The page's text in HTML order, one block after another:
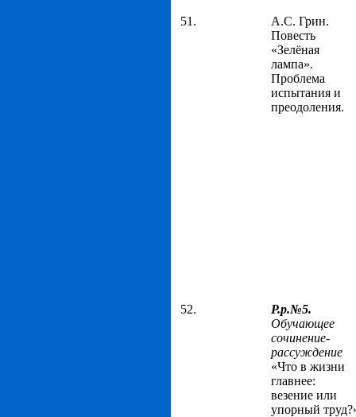
51.
А.С. Грин.
Повесть
«Зелёная
лампа».
Проблема
испытания и
преодоления.
52.
Р.р.№5.
Обучающее
сочинение-
рассуждение
«Что в жизни
главнее:
везение или
упорный